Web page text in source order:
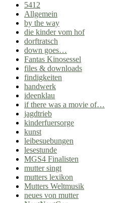
5412
Allgemein
by the way
die kinder vom hof
dorftratsch
down goes…
Fantas Kinosessel
files & downloads
findigkeiten
handwerk
ideenklau
if there was a movie of…
jagdtrieb
kinderfuersorge
kunst
leibesuebungen
lesestunde
MGS4 Finalisten
mutter singt
mutters lexikon
Mutters Weltmusik
neues von mutter